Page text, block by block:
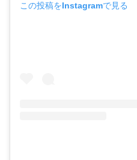
この投稿をInstagramで見る